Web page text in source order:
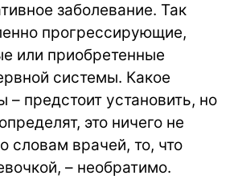
заболевание. Так
прогрессирующие,
или приобретенные
системы. Какое
– предстоит установить, но
это ничего не
словам врачей, то, что
– необратимо.